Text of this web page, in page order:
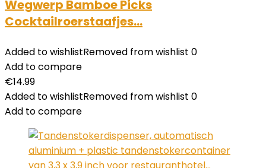
Wegwerp Bamboe Picks
Cocktailroerstaafjes…
Added to wishlistRemoved from wishlist 0
Add to compare
€14.99
Added to wishlistRemoved from wishlist 0
Add to compare